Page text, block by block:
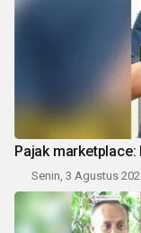
Pajak
Senin, 3 Agustus